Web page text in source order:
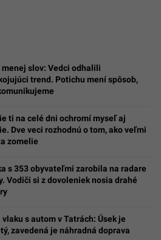
menej slov: Vedci odhalili
trend. Potichu mení spôsob,
ti na celé dni ochromí myseľ aj
Dve veci rozhodnú o tom, ako veľmi
zomelie
s 353 obyvateľmi zarobila na radare
Vodiči si z dovoleniek nosia drahé
vlaku s autom v Tatrách: Úsek je
zavedená je náhradná doprava